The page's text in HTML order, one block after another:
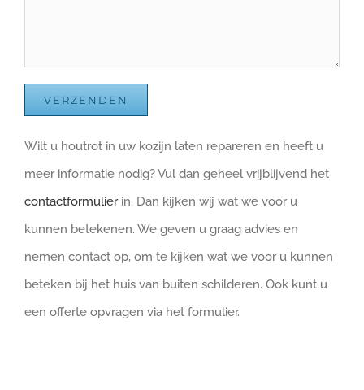
Wilt u houtrot in uw kozijn laten repareren en heeft u
meer informatie nodig? Vul dan geheel vrijblijvend het
contactformulierin. Dan kijken wij wat we voor u
kunnen betekenen. We geven u graag advies en
nemen contact op, om te kijken wat we voor u kunnen
beteken bij het huis van buiten schilderen. Ook kunt u
een offerte opvragen via het formulier.